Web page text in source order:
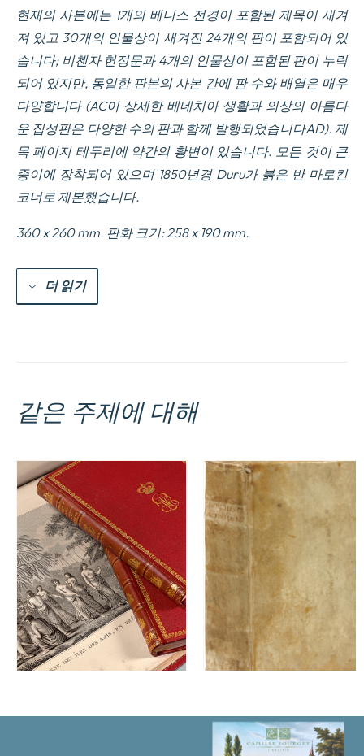
di
Venetia.
수
량
현재의 사본에는 1개의 베니스 전경이 포함된 제목이 새겨
져 있고 30개의 인물상이 새겨진 24개의 판이 포함되어 있
습니다; 비첸자 헌정문과 4개의 인물상이 포함된 판이 누락
되어 있지만, 동일한 판본의 사본 간에 판 수와 배열은 매우
다양합니다 (AC이 상세한 베네치아 생활과 의상의 아름다
운 집성판은 다양한 수의 판과 함께 발행되었습니다AD). 제
목 페이지 테두리에 약간의 황변이 있습니다. 모든 것이 큰
종이에 장착되어 있으며 1850년경 Duru가 붉은 반 마로킨
코너로 제본했습니다.
360 x 260 mm. 판화 크기: 258 x 190 mm.
더 읽기
같은 주제에 대해